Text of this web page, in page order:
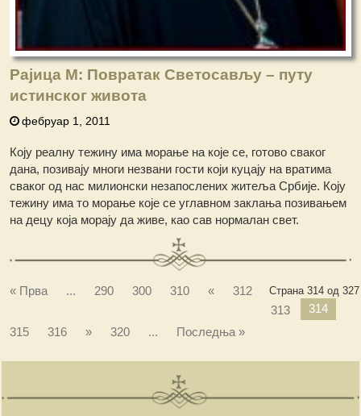
Рајица М: Повратак Светосављу – путу
истинског живота
фебруар 1, 2011
Коју реалну тежину има морање на које се, готово сваког
дана, позивају многи незвани гости који куцају на вратима
сваког од нас милионски незапослених житеља Србије. Коју
тежину има то морање које се углавном заклања позивањем
на децу која морају да живе, као сав нормалан свет.
Страна 314 од 327
« Прва ... 290 300 310 «
312
313
314
315
316 » 320 ... Последња »